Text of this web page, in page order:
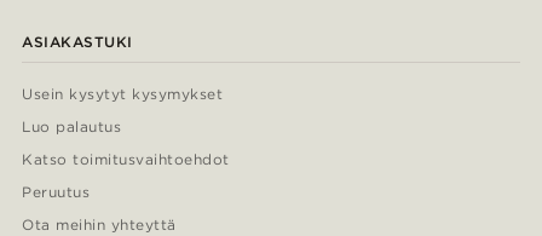
ASIAKASTUKI
Usein kysytyt kysymykset
Luo palautus
Katso toimitusvaihtoehdot
Peruutus
Ota meihin yhteyttä